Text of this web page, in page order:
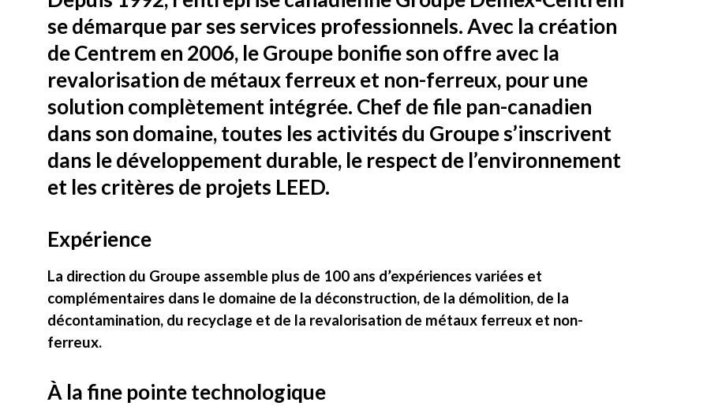
se démarque par ses services professionnels. Avec la création
de Centrem en 2006, le Groupe bonifie son offre avec la
revalorisation de métaux ferreux et non-ferreux, pour une
solution complètement intégrée. Chef de file pan-canadien
dans son domaine, toutes les activités du Groupe s’inscrivent
dans le développement durable, le respect de l’environnement
et les critères de projets LEED.
Expérience
La direction du Groupe assemble plus de 100 ans d’expériences variées et
complémentaires dans le domaine de la déconstruction, de la démolition, de la
décontamination, du recyclage et de la revalorisation de métaux ferreux et non-
ferreux.
À la fine pointe technologique